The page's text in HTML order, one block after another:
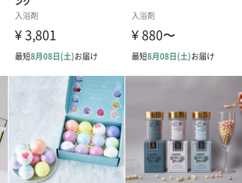
商品オプション情報
ション
装飾いたします。お相手のご住所に直接お
プションです。お相手に直接手渡しする場
もおすすめです。